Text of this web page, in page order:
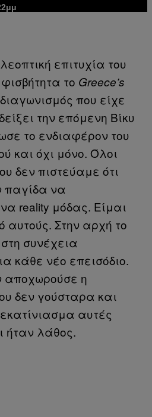
επιτυχία του
το Greece’s
που είχε
την επόμενη Βίκυ
το ενδιαφέρον του
και όχι μόνο. Όλοι
δεν πιστεύαμε ότι
παγίδα να
reality μόδας. Είμαι
Στην αρχή το
συνέχεια
κάθε νέο επεισόδιο.
αποχωρούσε η
δεν γούσταρα και
αυτές
ήταν λάθος.